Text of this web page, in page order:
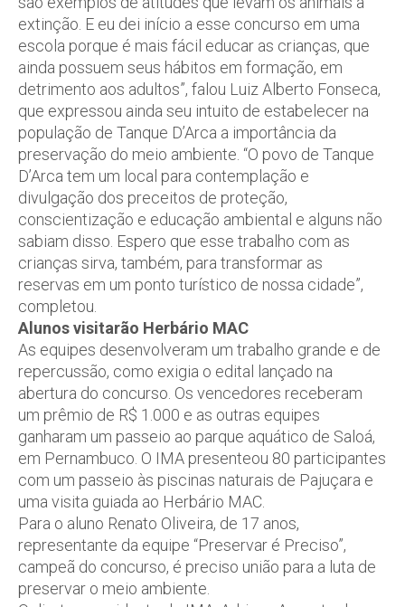
extinção. E eu dei início a esse concurso em uma
escola porque é mais fácil educar as crianças, que
ainda possuem seus hábitos em formação, em
detrimento aos adultos”, falou Luiz Alberto Fonseca,
que expressou ainda seu intuito de estabelecer na
população de Tanque D’Arca a importância da
preservação do meio ambiente. “O povo de Tanque
D’Arca tem um local para contemplação e
divulgação dos preceitos de proteção,
conscientização e educação ambiental e alguns não
sabiam disso. Espero que esse trabalho com as
crianças sirva, também, para transformar as
reservas em um ponto turístico de nossa cidade”,
completou.
Alunos visitarão Herbário MAC
As equipes desenvolveram um trabalho grande e de
repercussão, como exigia o edital lançado na
abertura do concurso. Os vencedores receberam
um prêmio de R$ 1.000 e as outras equipes
ganharam um passeio ao parque aquático de Saloá,
em Pernambuco. O IMA presenteou 80 participantes
com um passeio às piscinas naturais de Pajuçara e
uma visita guiada ao Herbário MAC.
Para o aluno Renato Oliveira, de 17 anos,
representante da equipe “Preservar é Preciso”,
campeã do concurso, é preciso união para a luta de
preservar o meio ambiente.